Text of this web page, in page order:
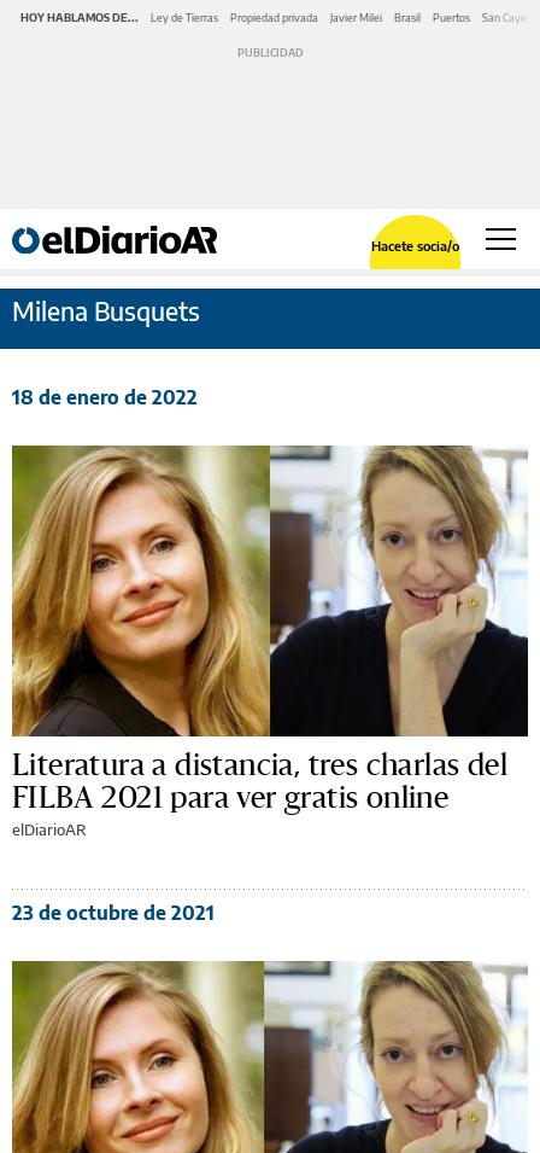
HOY HABLAMOS DE... Ley de Tierras Propiedad privada Javier Milei Brasil Puertos San
Hacete socia/o
Milena Busquets
18 de enero de 2022
Literatura a distancia, tres charlas del
FILBA 2021 para ver gratis online
elDiarioAR
23 de octubre de 2021